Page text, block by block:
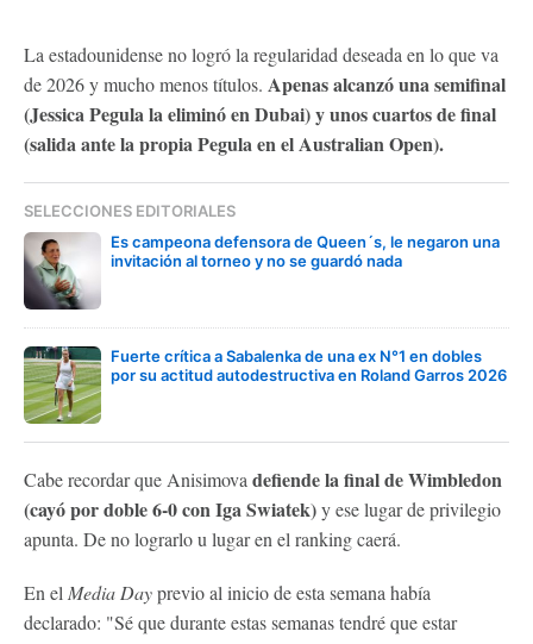
La estadounidense no logró la regularidad deseada en lo que va
de 2026 y mucho menos títulos. Apenas alcanzó una semifinal
(Jessica Pegula la eliminó en Dubai) y unos cuartos de final
(salida ante la propia Pegula en el Australian Open).
SELECCIONES EDITORIALES
Es campeona defensora de Queen´s, le negaron una
invitación al torneo y no se guardó nada
Fuerte crítica a Sabalenka de una ex N°1 en dobles
por su actitud autodestructiva en Roland Garros 2026
Cabe recordar que Anisimova defiende la final de Wimbledon
(cayó por doble 6-0 con Iga Swiatek)y ese lugar de privilegio
apunta. De no lograrlo u lugar en el ranking caerá.
En el Media Dayprevio al inicio de esta semana había
declarado: "Sé que durante estas semanas tendré que estar